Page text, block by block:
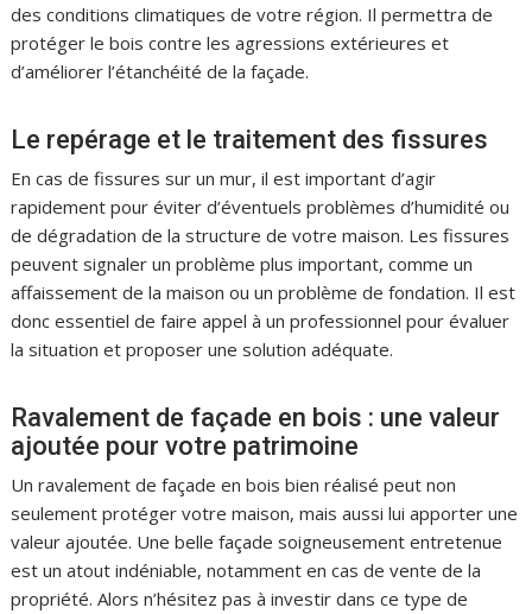
des conditions climatiques de votre région. Il permettra de
protéger le bois contre les agressions extérieures et
d’améliorer l’étanchéité de la façade.
Le repérage et le traitement des fissures
En cas de fissures sur un mur, il est important d’agir
rapidement pour éviter d’éventuels problèmes d’humidité ou
de dégradation de la structure de votre maison. Les fissures
peuvent signaler un problème plus important, comme un
affaissement de la maison ou un problème de fondation. Il est
donc essentiel de faire appel à un professionnel pour évaluer
la situation et proposer une solution adéquate.
Ravalement de façade en bois : une valeur
ajoutée pour votre patrimoine
Un ravalement de façade en bois bien réalisé peut non
seulement protéger votre maison, mais aussi lui apporter une
valeur ajoutée. Une belle façade soigneusement entretenue
est un atout indéniable, notamment en cas de vente de la
propriété. Alors n’hésitez pas à investir dans ce type de